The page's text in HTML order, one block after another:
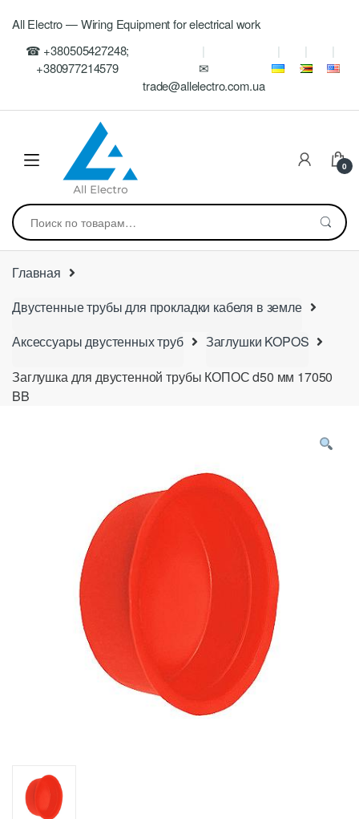
navigation
content
All Electro — Wiring Equipment for electrical work
☎ +380505427248;
+380977214579
✉
trade@allelectro.com.ua
0
Искать:
Главная
Двустенные трубы для прокладки кабеля в земле
Аксессуары двустенных труб
Заглушки KOPOS
Заглушка для двустенной трубы КОПОС d50 мм 17050
BB